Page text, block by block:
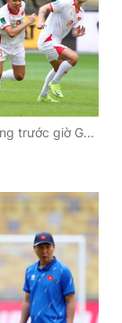
trước giờ G...